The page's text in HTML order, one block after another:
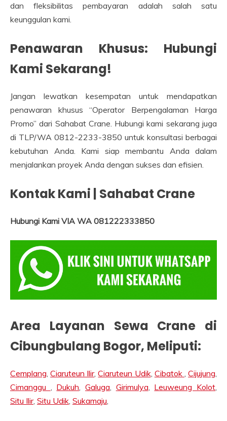
dan fleksibilitas pembayaran adalah salah satu
keunggulan kami.
Penawaran Khusus: Hubungi
Kami Sekarang!
Jangan lewatkan kesempatan untuk mendapatkan
penawaran khusus “Operator Berpengalaman Harga
Promo” dari Sahabat Crane. Hubungi kami sekarang juga
di TLP/WA 0812-2233-3850 untuk konsultasi berbagai
kebutuhan Anda. Kami siap membantu Anda dalam
menjalankan proyek Anda dengan sukses dan efisien.
Kontak Kami | Sahabat Crane
Hubungi Kami VIA WA 081222333850
Area Layanan Sewa Crane di
Cibungbulang Bogor, Meliputi:
Cemplang ,Ciaruteun Ilir,Ciaruteun Udik, Cibatok ,Cijujung
Cimanggu
Dukuh ,Galuga Girimulya Leuweung Kolot
Situ Ilir, Situ Udik Sukamaju